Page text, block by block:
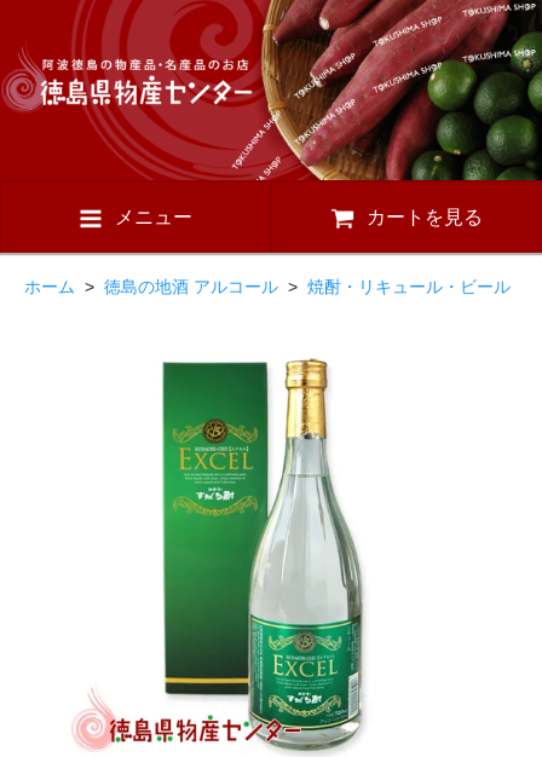
メニュー カートを見る
ホーム > 徳島の地酒 アルコール > 焼酎・リキュール・ビール